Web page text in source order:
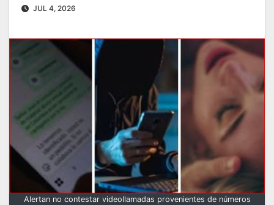
JUL 4, 2026
Alertan no contestar videollamadas provenientes de números